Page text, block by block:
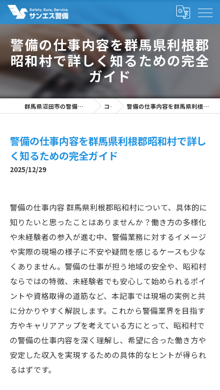
警備の仕事内容を群馬県利根郡
昭和村で詳しく知るための完全
ガイド
群馬県沼田市の警備の求人なら株式会社サンエス警備 コラム 警備の仕事内容を群馬県利根郡昭和村で詳しく知るための完全ガイド
警備の仕事内容を群馬県利根郡昭和村で詳し
く知るための完全ガイド
2025/12/29
警備の仕事内容 群馬県利根郡昭和村について、具体的に
知りたいと思ったことはありませんか？働き方の多様化
や未経験者の参入が進む中、警備業務に対するイメージ
や実際の現場の様子に不安や疑問を感じるケースも少な
くありません。警備の仕事が担う地域の安全や、昭和村
ならではの特徴、未経験者でも安心して始められるポイ
ントや資格取得の道筋など、本記事では現場の実例と共
に分かりやすく解説します。これから警備業界を目指す
方やキャリアアップを考えている方にとって、昭和村で
の警備の仕事内容を深く理解し、希望に合った働き方や
安定した収入を実現するための具体的なヒントが得られ
るはずです。